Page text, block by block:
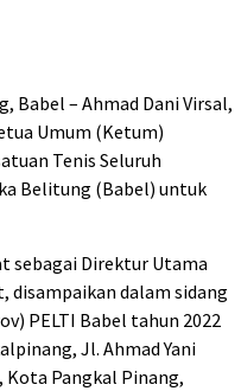
Babel – Ahmad Dani Virsal,
Umum (Ketum)
Tenis Seluruh
Belitung (Babel) untuk
sebagai Direktur Utama
disampaikan dalam sidang
PELTI Babel tahun 2022
Jl. Ahmad Yani
Kota Pangkal Pinang,